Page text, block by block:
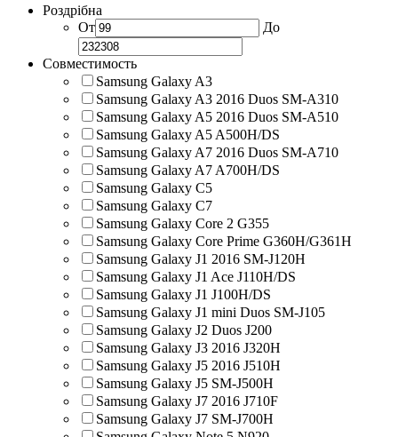
Роздрібна
От
До
Совместимость
Samsung Galaxy A3
Samsung Galaxy A3 2016 Duos SM-A310
Samsung Galaxy A5 2016 Duos SM-A510
Samsung Galaxy A5 A500H/DS
Samsung Galaxy A7 2016 Duos SM-A710
Samsung Galaxy A7 A700H/DS
Samsung Galaxy C5
Samsung Galaxy C7
Samsung Galaxy Core 2 G355
Samsung Galaxy Core Prime G360H/G361H
Samsung Galaxy J1 2016 SM-J120H
Samsung Galaxy J1 Ace J110H/DS
Samsung Galaxy J1 J100H/DS
Samsung Galaxy J1 mini Duos SM-J105
Samsung Galaxy J2 Duos J200
Samsung Galaxy J3 2016 J320H
Samsung Galaxy J5 2016 J510H
Samsung Galaxy J5 SM-J500H
Samsung Galaxy J7 2016 J710F
Samsung Galaxy J7 SM-J700H